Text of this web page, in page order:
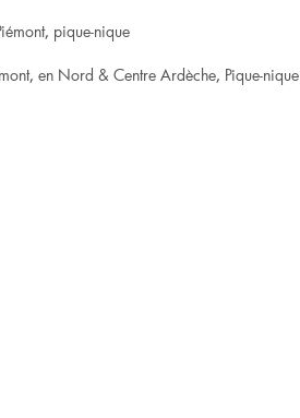
, pique-nique
, en Nord & Centre Ardèche, Pique-nique